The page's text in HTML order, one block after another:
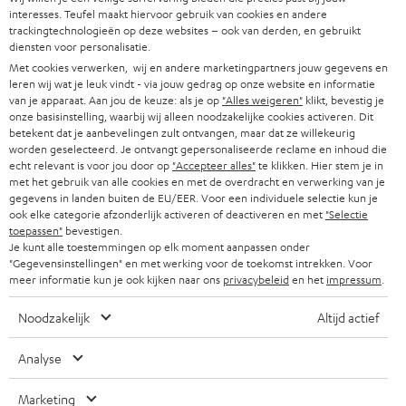
w
s
b
r
i
e
f
HIFI-SPEAKERS
BLUETOOTH
KOPTELEFOONS
BLUETOOTH KOPTELEFOONS
COMPLETE SETS
SPEAKERS
ULTIMA
IN-EAR
FANSHOP
PERS & MARKETING
B2B
PARTNERPROGRAMMA
BLOG
NEWSLETTER
STORES
TEUFEL VOORDELEN
OOSTENRIJK
ZWITSERLAND
NEDERLAND
BELGIË
FRANKRIJK
POLEN
ITALIË
'Kennelijke' (typ)fouten voorbehouden. De op de foto's afgebeelde
accessoires zijn niet bij de levering inbegrepen. Eventuele
interesses. Teufel maakt hiervoor gebruik van cookies en andere
trackingtechnologieën op deze websites – ook van derden, en gebruikt
diensten voor personalisatie.
Met cookies verwerken, wij en andere marketingpartners jouw gegevens en
leren wij wat je leuk vindt - via jouw gedrag op onze website en informatie
van je apparaat. Aan jou de keuze: als je op "Alles weigeren" klikt, bevestig je
onze basisinstelling, waarbij wij alleen noodzakelijke cookies activeren. Dit
betekent dat je aanbevelingen zult ontvangen, maar dat ze willekeurig
worden geselecteerd. Je ontvangt gepersonaliseerde reclame en inhoud die
echt relevant is voor jou door op "Accepteer alles"te klikken. Hier stem je in
met het gebruik van alle cookies en met de overdracht en verwerking van je
gegevens in landen buiten de EU/EER. Voor een individuele selectie kun je
ook elke categorie afzonderlijk activeren of deactiveren en met "Selectie
toepassen" bevestigen.
Je kunt alle toestemmingen op elk moment aanpassen onder
"Gegevensinstellingen" en met werking voor de toekomst intrekken. Voor
meer informatie kun je ook kijken naar ons privacybeleiden het impressum
Noodzakelijk Altijd actief
Analyse
Marketing